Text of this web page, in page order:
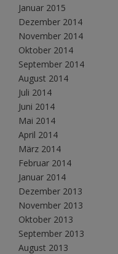
Januar 2015
Dezember 2014
November 2014
Oktober 2014
September 2014
August 2014
Juli 2014
Juni 2014
Mai 2014
April 2014
März 2014
Februar 2014
Januar 2014
Dezember 2013
November 2013
Oktober 2013
September 2013
August 2013